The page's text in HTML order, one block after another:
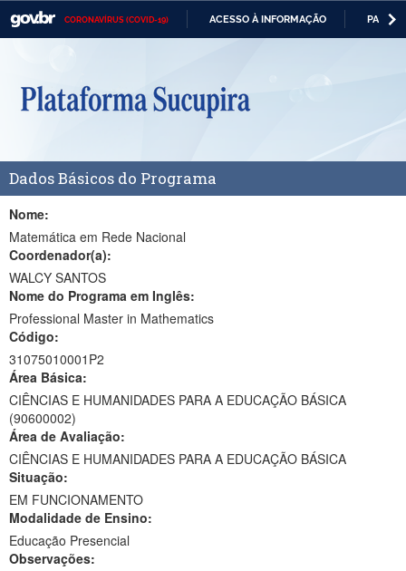
CORONAVÍRUS (COVID-19) ACESSO À INFORMAÇÃO
Casa Civil
Ministério da Defesa
Ministério da Economia
Ministério da Infraestrutura
Ministério da Educação
Ministério da Cidadania
Ministério da Saúde
Ministério de Minas e Energia
Ministério da Ciência, Tecnologia, Inovações e Comunicações
Ministério do Meio Ambiente
Ministério do Turismo
Ministério do Desenvolvimento Regional
Dados Básicos do Programa
Nome:
Matemática em Rede Nacional
Coordenador(a):
WALCY SANTOS
Nome do Programa em Inglês:
Professional Master in Mathematics
Código:
31075010001P2
Área Básica:
CIÊNCIAS E HUMANIDADES PARA A EDUCAÇÃO BÁSICA
(90600002)
Área de Avaliação:
CIÊNCIAS E HUMANIDADES PARA A EDUCAÇÃO BÁSICA
Situação:
EM FUNCIONAMENTO
Modalidade de Ensino:
Educação Presencial
Observações: